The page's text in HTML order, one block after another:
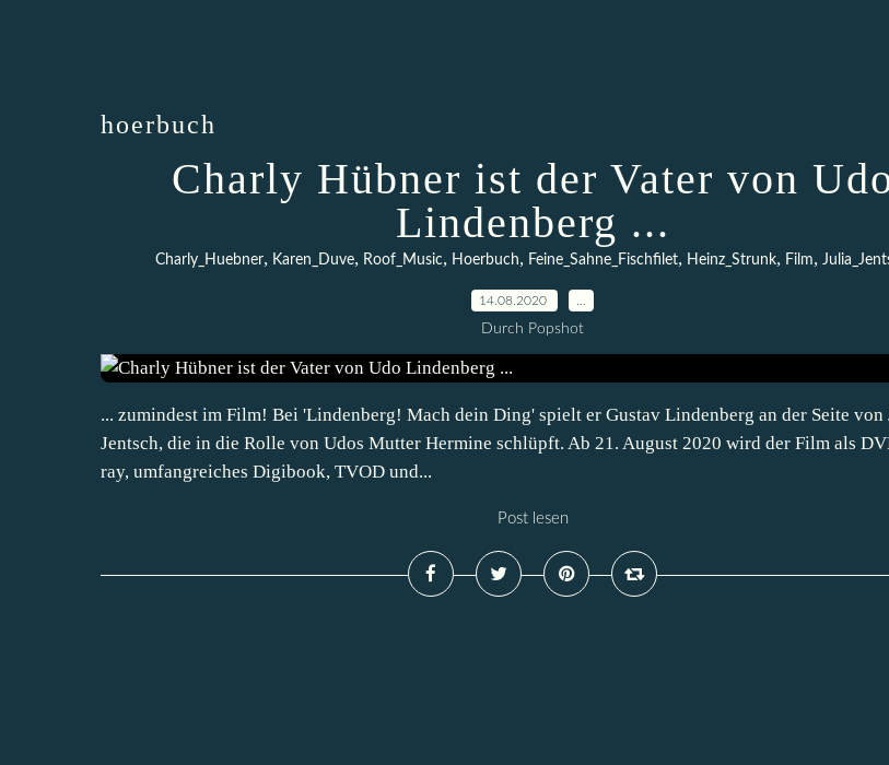
hoerbuch
Charly Hübner ist der Vater von
Lindenberg ...
Charly_Huebner, Karen_Duve, Roof_Music, Hoerbuch, Feine_Sahne_Fischfilet, Heinz_Strunk, Film,
14.08.2020
Durch Popshot
... zumindest im Film! Bei 'Lindenberg! Mach dein Ding' spielt er Gustav Lindenberg an der Seite von
Jentsch, die in die Rolle von Udos Mutter Hermine schlüpft. Ab 21. August 2020 wird der Film als
ray, umfangreiches Digibook, TVOD und...
Post lesen